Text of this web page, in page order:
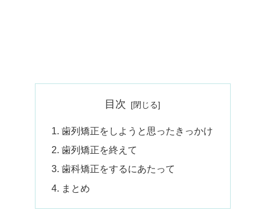
目次
歯列矯正をしようと思ったきっかけ
歯列矯正を終えて
歯科矯正をするにあたって
まとめ